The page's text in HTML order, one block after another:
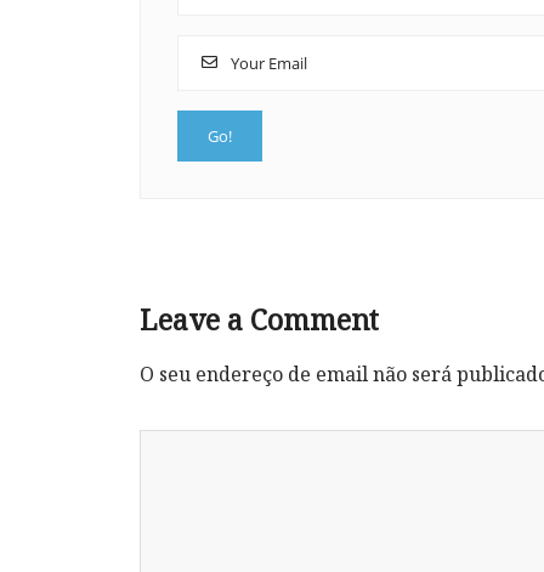
Leave a Comment
O seu endereço de email não será